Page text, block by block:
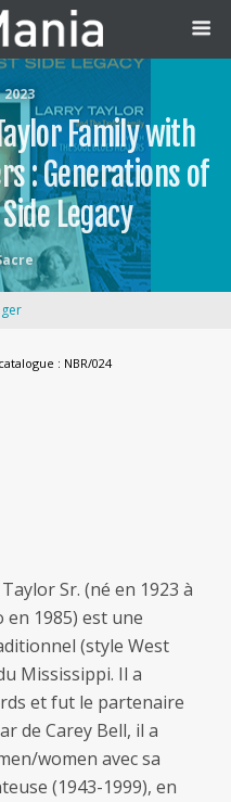
Family with
: Generations of
Legacy
: NBR/024
Sr. (né en 1923 à
en 1985) est une
(style West
Mississippi. Il a
et fut le partenaire
de Carey Bell, il a
women avec sa
(1943-1999), en